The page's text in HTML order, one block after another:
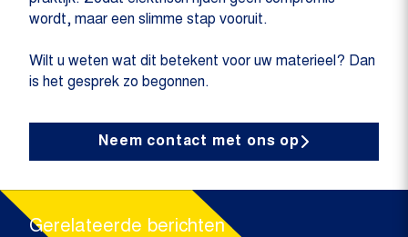
wordt, maar een slimme stap vooruit.
Wilt u weten wat dit betekent voor uw materieel? Dan
is het gesprek zo begonnen.
Neem contact met ons op
Gerelateerde berichten